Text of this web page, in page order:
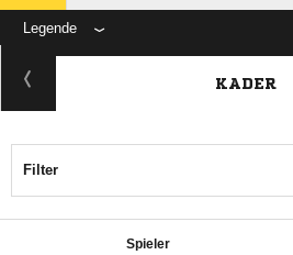
Legende
KADER
Filter
Spieler